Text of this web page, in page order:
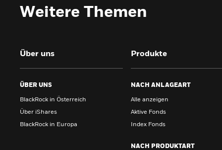
Weitere Themen
Über uns
ÜBER UNS
BlackRock in Österreich
Über iShares
BlackRock in Europa
Produkte
NACH ANLAGEART
Alle anzeigen
Aktive Fonds
Index Fonds
NACH PRODUKTART